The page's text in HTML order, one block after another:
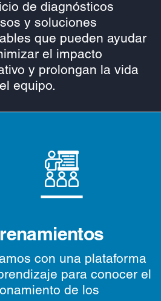
de diagnósticos
y soluciones
que pueden ayudar
el impacto
y prolongan la vida
equipo.
con una plataforma
para conocer el
de los